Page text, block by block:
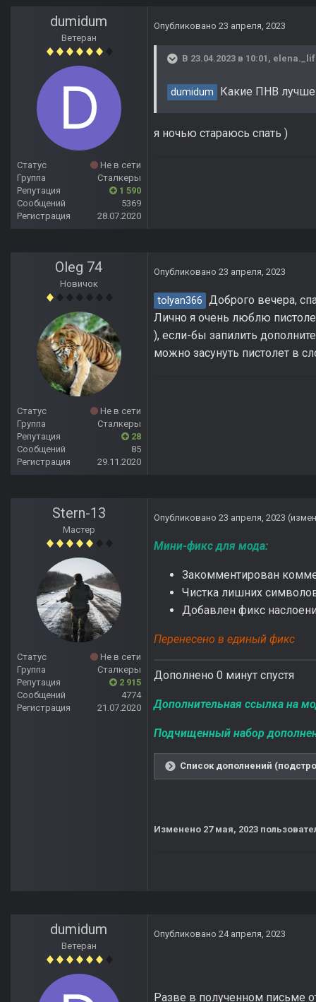
dumidum
Ветеран
Статус
Не в сети
Группа
Сталкеры
Репутация
1 590
Сообщений
5369
Регистрация
28.07.2020
Опубликовано 23 апреля, 2023
В 23.04.2023 в 10:01,
dumidum Какие ПНВ
я ночью стараюсь спать )
Oleg 74
Новичок
Статус
Не в сети
Группа
Сталкеры
Репутация
28
Сообщений
85
Регистрация
29.11.2020
Опубликовано 23 апреля, 2023
tolyan366 Доброго вечера,
Лично я очень люблю
), если-бы запилить
можно засунуть пистолет в
Stern-13
Мастер
Статус
Не в сети
Группа
Сталкеры
Репутация
2 915
Сообщений
4774
Регистрация
21.07.2020
Опубликовано 23 апреля, 2023
Мини-фикс для мода:
Закомментирован
Чистка лишних
Добавлен фикс
Перенесено в единый фикс
Дополнено 0 минут спустя
Дополнительная ссылка на
Подчищенный набор
Список дополнений
Изменено 27 мая, 2023
dumidum
Ветеран
Опубликовано 24 апреля, 2023
Разве в полученном письме